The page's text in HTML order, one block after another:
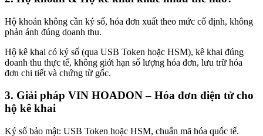
Hộ khoán không cần ký số, hóa đơn xuất theo mức cố định, không
phản ánh đúng doanh thu.
Hộ kê khai có ký số (qua USB Token hoặc HSM), kê khai đúng
doanh thu thực tế, không giới hạn số lượng hóa đơn, lưu trữ hóa
đơn chi tiết và chứng từ gốc.
3. Giải pháp VIN HOADON – Hóa đơn điện tử cho
hộ kê khai
Ký số bảo mật: USB Token hoặc HSM, chuẩn mã hóa quốc tế.